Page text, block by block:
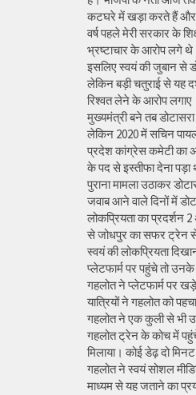
कटघरे में खड़ा करते हैं और
वर्ष पहले मेरी सरकार के
भ्रष्टाचार के आरोप लगे
इसलिए स्वयं की जुबान से
लेकिन बड़ी चतुराई से यह
रिश्वत लेने के आरोप
मुख्यमंत्री बने तब डोटासरा
लेकिन 2020 में सचिन
प्रदेश कांग्रेस कमेटी का
के पद से इस्तीफा देना पड़ा
पुराना मामला उठाकर
जवाब आने वाले दिनों में
लोकप्रियता का प्रदर्शन
से जोधपुर का सफर ट्रेन
स्वयं की लोकप्रियता
प्लेटफार्म पर पहुंचे तो
गहलोत ने प्लेटफार्म पर
यात्रियों ने गहलोत को
गहलोत ने एक कुली से भी
गहलोत ट्रेन के कोच में
मिलाया। कोई डेढ़ दो
गहलोत ने स्वयं सोशल
माध्यम से यह जताने का